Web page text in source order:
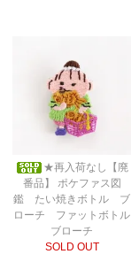
★再入荷なし【廃
番品】 ポケファス図
鑑 たい焼きボトル ブ
ローチ ファットボトル
ブローチ
SOLD OUT